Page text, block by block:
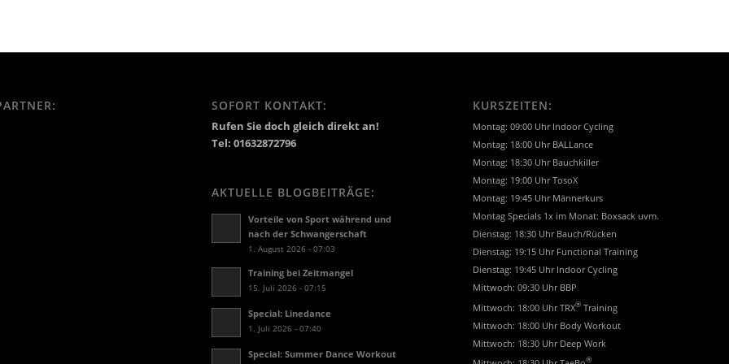
SOFORT KONTAKT:
Rufen Sie doch gleich direkt an!
Tel: 01632872796
AKTUELLE BLOGBEITRÄGE:
Vorteile von Sport während und
nach der Schwangerschaft
1. August 2026 - 07:03
Training bei Zeitmangel
15. Juli 2026 - 07:15
Special: Linedance
1. Juli 2026 - 07:40
Special: Summer Dance Workout
KURSZEITEN:
Montag: 09:00 Uhr Indoor Cycling
Montag: 18:00 Uhr BALLance
Montag: 18:30 Uhr Bauchkiller
Montag: 19:00 Uhr TosoX
Montag: 19:45 Uhr Männerkurs
Montag Specials 1x im Monat: Boxsack uvm.
Dienstag: 18:30 Uhr Bauch/Rücken
Dienstag: 19:15 Uhr Functional Training
Dienstag: 19:45 Uhr Indoor Cycling
Mittwoch: 09:30 Uhr BBP
Mittwoch: 18:00 Uhr TRX®Training
Mittwoch: 18:00 Uhr Body Workout
Mittwoch: 18:30 Uhr Deep Work
®